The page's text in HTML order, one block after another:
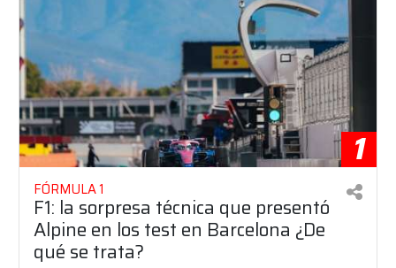
1
FÓRMULA 1
F1: la sorpresa técnica que presentó
Alpine en los test en Barcelona ¿De
qué se trata?